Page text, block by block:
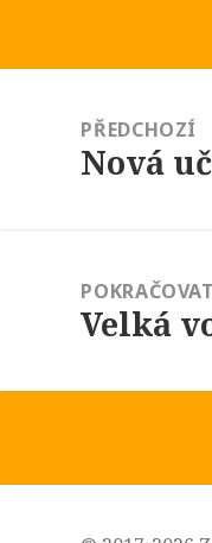
příspěvek
PŘEDCHOZÍ
Předchozí
Nová
POKRAČOVAT
Velká